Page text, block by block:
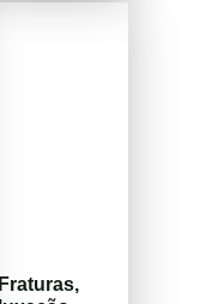
Fraturas,